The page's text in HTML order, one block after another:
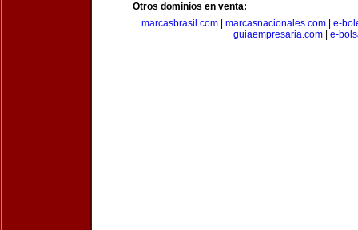
Otros dominios en venta:
marcasbrasil.com| marcasnacionales.com| e-
guiaempresaria.com
e-